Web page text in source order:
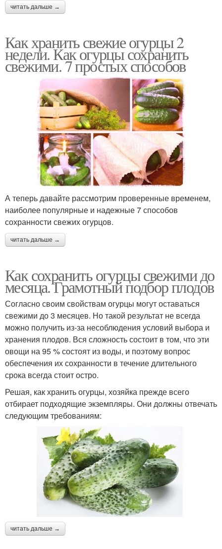
читать дальше →
Как хранить свежие огурцы 2
недели. Как огурцы сохранить
свежими. 7 простых способов
А теперь давайте рассмотрим проверенные временем,
наиболее популярные и надежные 7 способов
сохранности свежих огурцов.
читать дальше →
Как сохранить огурцы свежими до
месяца. Грамотный подбор плодов
Согласно своим свойствам огурцы могут оставаться
свежими до 3 месяцев. Но такой результат не всегда
можно получить из-за несоблюдения условий выбора и
хранения плодов. Вся сложность состоит в том, что эти
овощи на 95 % состоят из воды, и поэтому вопрос
обеспечения их сохранности в течение длительного
срока всегда стоит остро.
Решая, как хранить огурцы, хозяйка прежде всего
отбирает подходящие экземпляры. Они должны отвечать
следующим требованиям:
читать дальше →